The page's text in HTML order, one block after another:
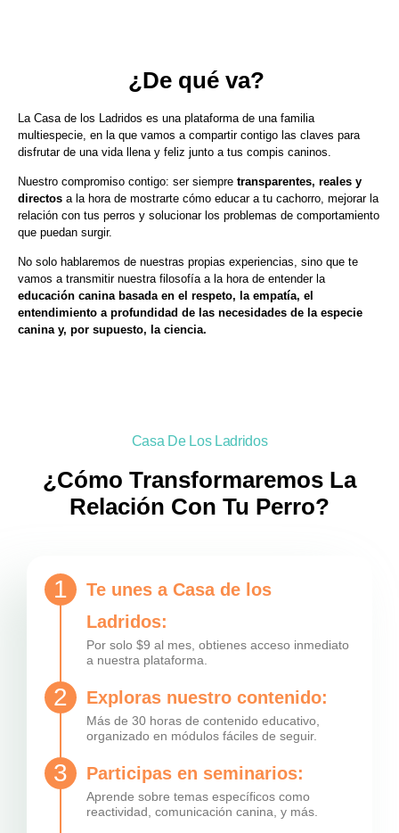
¿De qué va? ​
La Casa de los Ladridos es una plataforma de una familia
multiespecie, en la que vamos a compartir contigo las claves para
disfrutar de una vida llena y feliz junto a tus compis caninos.
Nuestro compromiso contigo: ser siempre transparentes, reales y
directos a la hora de mostrarte cómo educar a tu cachorro, mejorar la
relación con tus perros y solucionar los problemas de comportamiento
que puedan surgir.
No solo hablaremos de nuestras propias experiencias, sino que te
vamos a transmitir nuestra filosofía a la hora de entender la
educación canina basada en el respeto, la empatía, el
entendimiento a profundidad de las necesidades de la especie
canina y, por supuesto, la ciencia.
Casa De Los Ladridos
¿Cómo Transformaremos La
Relación Con Tu Perro?
1
Te unes a Casa de los
Ladridos:
Por solo $9 al mes, obtienes acceso inmediato
a nuestra plataforma.
2 Exploras nuestro contenido:
Más de 30 horas de contenido educativo,
organizado en módulos fáciles de seguir.
3 Participas en seminarios:
Aprende sobre temas específicos como
reactividad, comunicación canina, y más.